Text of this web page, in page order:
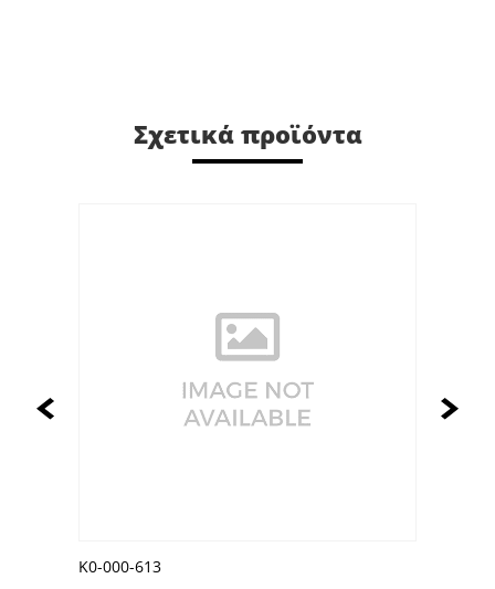
Σχετικά προϊόντα